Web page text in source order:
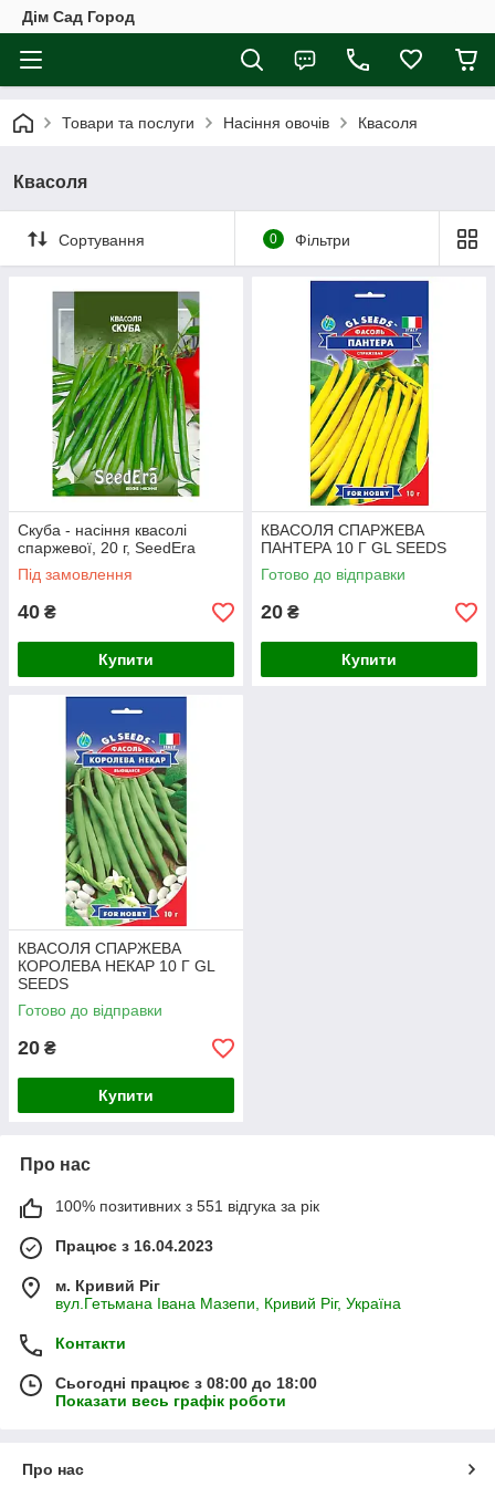
Дім Сад Город
Товари та послуги Насіння овочів Квасоля
Квасоля
Сортування 0 Фільтри
Скуба - насіння квасолі
спаржевої, 20 г, SeedEra
Під замовлення
40 ₴
Купити
КВАСОЛЯ СПАРЖЕВА
ПАНТЕРА 10 Г GL SEEDS
Готово до відправки
20 ₴
Купити
КВАСОЛЯ СПАРЖЕВА
КОРОЛЕВА НЕКАР 10 Г GL
SEEDS
Готово до відправки
20 ₴
Купити
Про нас
100% позитивних з 551 відгука за рік
Працює з 16.04.2023
м. Кривий Ріг
вул.Гетьмана Івана Мазепи, Кривий Ріг, Україна
Контакти
Сьогодні працює з 08:00 до 18:00
Показати весь графік роботи
Про нас